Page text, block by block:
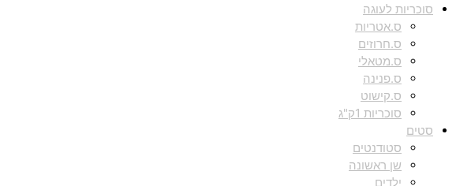
סוכריות לעוגה
ס.אטריות
ס.חרוזים
ס.מטאלי
ס.פנינה
ס.קישוט
סוכריות 1ק"ג
סטים
סטודנטים
שן ראשונה
ילדים